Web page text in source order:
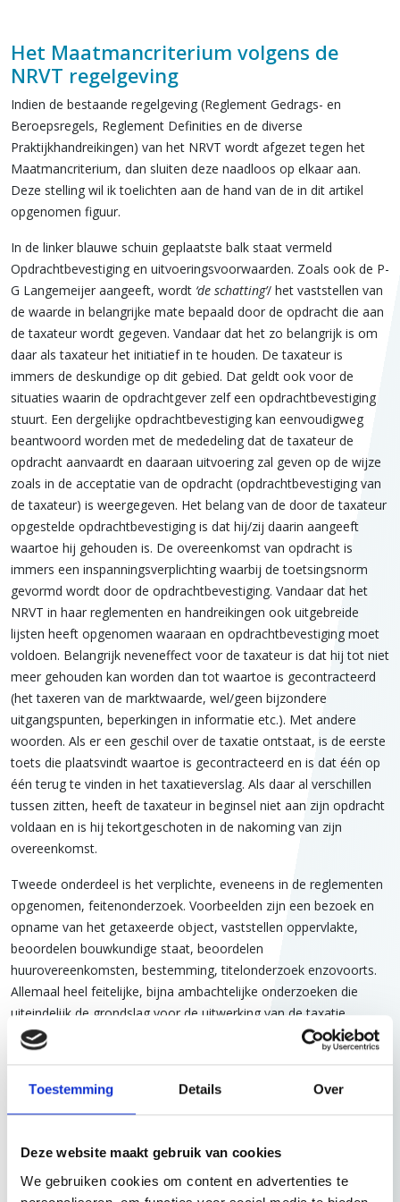
Toestemming Details Over
Deze website maakt gebruik van cookies
We gebruiken cookies om content en advertenties te
Het Maatmancriterium volgens de
NRVT regelgeving
Indien de bestaande regelgeving (Reglement Gedrags- en
Beroepsregels, Reglement Definities en de diverse
Praktijkhandreikingen) van het NRVT wordt afgezet tegen het
Maatmancriterium, dan sluiten deze naadloos op elkaar aan.
Deze stelling wil ik toelichten aan de hand van de in dit artikel
opgenomen figuur.
In de linker blauwe schuin geplaatste balk staat vermeld
Opdrachtbevestiging en uitvoeringsvoorwaarden. Zoals ook de P-
G Langemeijer aangeeft, wordt ‘de schatting’/ het vaststellen van
de waarde in belangrijke mate bepaald door de opdracht die aan
de taxateur wordt gegeven. Vandaar dat het zo belangrijk is om
daar als taxateur het initiatief in te houden. De taxateur is
immers de deskundige op dit gebied. Dat geldt ook voor de
situaties waarin de opdrachtgever zelf een opdrachtbevestiging
stuurt. Een dergelijke opdrachtbevestiging kan eenvoudigweg
beantwoord worden met de mededeling dat de taxateur de
opdracht aanvaardt en daaraan uitvoering zal geven op de wijze
zoals in de acceptatie van de opdracht (opdrachtbevestiging van
de taxateur) is weergegeven. Het belang van de door de taxateur
opgestelde opdrachtbevestiging is dat hij/zij daarin aangeeft
waartoe hij gehouden is. De overeenkomst van opdracht is
immers een inspanningsverplichting waarbij de toetsingsnorm
gevormd wordt door de opdrachtbevestiging. Vandaar dat het
NRVT in haar reglementen en handreikingen ook uitgebreide
lijsten heeft opgenomen waaraan en opdrachtbevestiging moet
voldoen. Belangrijk neveneffect voor de taxateur is dat hij tot niet
meer gehouden kan worden dan tot waartoe is gecontracteerd
(het taxeren van de marktwaarde, wel/geen bijzondere
uitgangspunten, beperkingen in informatie etc.). Met andere
woorden. Als er een geschil over de taxatie ontstaat, is de eerste
toets die plaatsvindt waartoe is gecontracteerd en is dat één op
één terug te vinden in het taxatieverslag. Als daar al verschillen
tussen zitten, heeft de taxateur in beginsel niet aan zijn opdracht
voldaan en is hij tekortgeschoten in de nakoming van zijn
overeenkomst.
Tweede onderdeel is het verplichte, eveneens in de reglementen
opgenomen, feitenonderzoek. Voorbeelden zijn een bezoek en
opname van het getaxeerde object, vaststellen oppervlakte,
beoordelen bouwkundige staat, beoordelen
huurovereenkomsten, bestemming, titelonderzoek enzovoorts.
Allemaal heel feitelijke, bijna ambachtelijke onderzoeken die
uiteindelijk de grondslag voor de uitwerking van de taxatie
vormen. Het verslag van dat feitenonderzoek dient eveneens zijn
weg te vinden naar het taxatieverslag en daarin terug leesbaar te
Derde onderdeel wordt gevormd door de rode cirkel in het
taxateur genoemd. Dit is waarom de taxateur taxateur is en waar
hij/zij de beoordeling van alle relevante gegevens maakt. In die